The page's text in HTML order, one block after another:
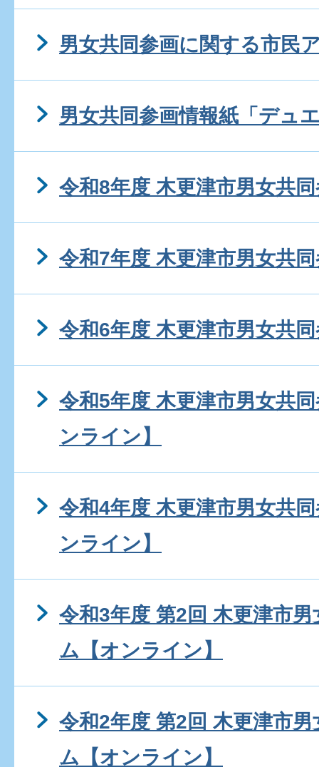
男女共同参画に関する市民
男女共同参画情報紙「デュ
令和8年度 木更津市男女共
令和7年度 木更津市男女共
令和6年度 木更津市男女共
令和5年度 木更津市男女共
ンライン】
令和4年度 木更津市男女共
ンライン】
令和3年度 第2回 木更津市
ム【オンライン】
令和2年度 第2回 木更津市
ム【オンライン】